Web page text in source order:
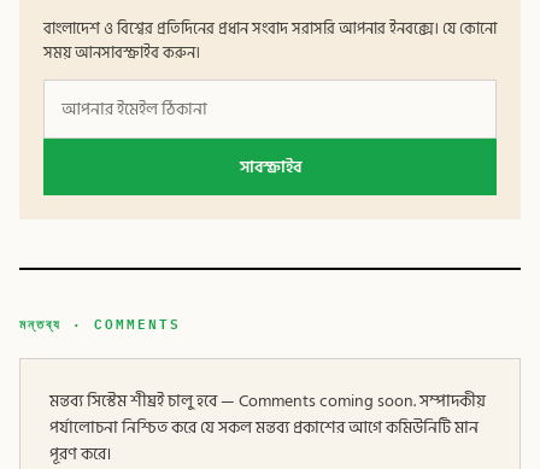
বাংলাদেশ ও বিশ্বের প্রতিদিনের প্রধান সংবাদ সরাসরি আপনার ইনবক্সে। যে কোনো
সময় আনসাবস্ক্রাইব করুন।
সাবস্ক্রাইব
মন্তব্য · COMMENTS
মন্তব্য সিস্টেম শীঘ্রই চালু হবে — Comments coming soon. সম্পাদকীয়
পর্যালোচনা নিশ্চিত করে যে সকল মন্তব্য প্রকাশের আগে কমিউনিটি মান
পূরণ করে।